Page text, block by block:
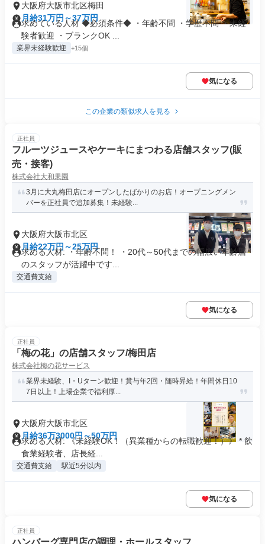
大阪府大阪市北区梅田
月給31万円～37万円
求めている人材 ◆必須条件◆ ・年齢不問 ・学歴不問 ・未経
験者歓迎 ・ブランクOK ...
業界未経験歓迎 +15個
気になる
この企業の類似求人を見る
正社員
フルーツジュースやケーキにまつわる店舗スタッフ(販
売・接客)
株式会社大和果園
3月に大丸梅田店にオープンしたばかりのお店！オープニングメン
バーを正社員で追加募集！未経験...
大阪府大阪市北区
月給22万円～25万円
求める人材: ・年齢不問！ ・20代～50代までの幅広い年齢層
のスタッフが活躍中です...
交通費支給
気になる
正社員
「梅の花」の店舗スタッフ/梅田店
株式会社梅の花サービス
業界未経験、I・Uターン歓迎！賞与年2回・随時昇給！年間休日10
7日以上！上場企業で福利厚...
大阪府大阪市北区
月給36万3000円～50万円
求める人材: 《未経験OK！（異業種からの転職歓迎！）》 * 飲
食業経験者、店長経...
交通費支給 駅近5分以内
気になる
正社員
ハンバーグ専門店の調理・ホールスタッフ